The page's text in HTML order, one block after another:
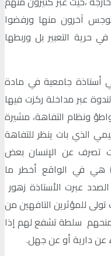
آخرون منها ورفضوا
حرية التعبير بل وربطها
أستاذة جامعية في مادة
عبر مداخلة ركزت فيها
ونظام التفاهة، مشيرة
الذي بات ينظر للتفاهة
تصرف عن الإنسان بعض
هي في الواقع أخطر ما
عبرت الأستاذة زهور
تولى للمؤثرين التافهين من
سلطة تشفع لهم إذا
عن دارية أو عن جهل.